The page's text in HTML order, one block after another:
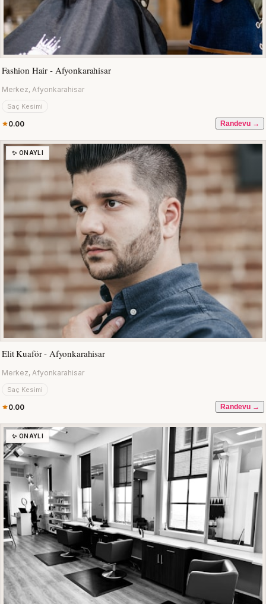
Fashion Hair - Afyonkarahisar
Merkez, Afyonkarahisar
Saç Kesimi
0.00 Randevu →
✨ ONAYLI
Elit Kuaför - Afyonkarahisar
Merkez, Afyonkarahisar
Saç Kesimi
0.00 Randevu →
✨ ONAYLI